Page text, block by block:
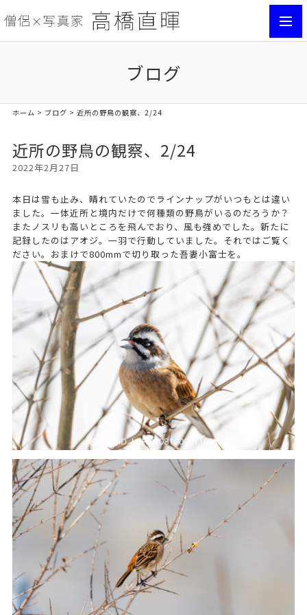
ブログ
ホーム > ブログ > 近所の野鳥の観察、2/24
近所の野鳥の観察、2/24
2022年2月27日
本日は雪も止み、晴れていたのでラインナップがいつもとは違い
ました。一体近所と境内だけで何種類の野鳥がいるのだろうか？
またノスリも高いところを飛んでおり、風も強めでした。新たに
記録したのはアオジ。一羽で行動していました。それではご覧く
ださい。おまけで800mmで切り取った吾妻小富士を。